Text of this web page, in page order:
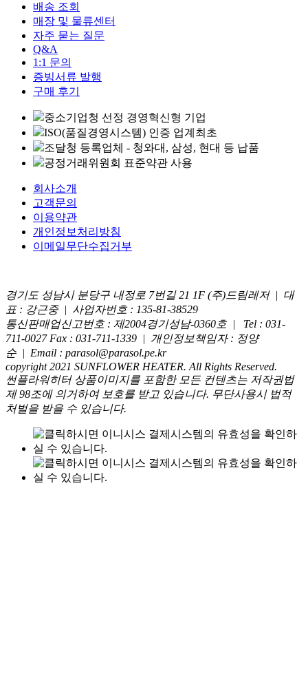
배송 조회
매장 및 물류센터
자주 묻는 질문
Q&A
1:1 문의
증빙서류 발행
구매 후기
중소기업청 선정 경영혁신형 기업
ISO(품질경영시스템) 인증 업계최초
조달청 등록업체 - 청와대, 삼성, 현대 등 납품
공정거래위원회 표준약관 사용
회사소개
고객문의
이용약관
개인정보처리방침
이메일무단수집거부
경기도 성남시 분당구 내정로 7번길 21 1F (주)드림레저 | 대
표 : 강근중| 사업자번호 : 135-81-38529
통신판매업신고번호 : 제2004경기성남-0360호| Tel : 031-
711-0027 Fax : 031-711-1339 | 개인정보책임자 : 정양
순 | Email : parasol@parasol.pe.kr
copyright 2021 SUNFLOWER HEATER. All Rights Reserved.
썬플라워히터 상품이미지를 포함한 모든 컨텐츠는 저작권법
제 98조에 의거하여 보호를 받고 있습니다. 무단사용시 법적
처벌을 받을 수 있습니다.